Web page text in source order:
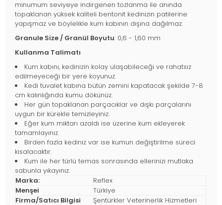
minumum seviyeye indirgenen tozlanma ile anında
topaklanan yüksek kaliteli bentonit kedinizin patilerine
yapışmaz ve böylelikle kum kabının dışına dağılmaz.
Granule Size / Granül Boyutu: 0,6 - 1,60 mm
Kullanma Talimatı
Kum kabını, kedinizin kolay ulaşabileceği ve rahatsız
edilmeyeceği bir yere koyunuz.
Kedi tuvalet kabına bütün zemini kapatacak şekilde 7-8
cm kalınlığında kumu dökünüz.
Her gün topaklanan parçacıklar ve dışkı parçalarını
uygun bir kürekle temizleyiniz.
Eğer kum miktarı azaldı ise üzerine kum ekleyerek
tamamlayınız.
Birden fazla kediniz var ise kumun değiştirilme süreci
kısalacaktır.
Kum ile her türlü temas sonrasında ellerinizi mutlaka
sabunla yıkayınız.
Marka:
Reflex
Menşei
Türkiye
Firma/Satıcı Bilgisi
Şentürkler Veterinerlik Hizmetleri